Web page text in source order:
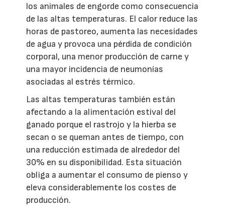
los animales de engorde como consecuencia
de las altas temperaturas. El calor reduce las
horas de pastoreo, aumenta las necesidades
de agua y provoca una pérdida de condición
corporal, una menor producción de carne y
una mayor incidencia de neumonías
asociadas al estrés térmico.
Las altas temperaturas también están
afectando a la alimentación estival del
ganado porque el rastrojo y la hierba se
secan o se queman antes de tiempo, con
una reducción estimada de alrededor del
30% en su disponibilidad. Esta situación
obliga a aumentar el consumo de pienso y
eleva considerablemente los costes de
producción.